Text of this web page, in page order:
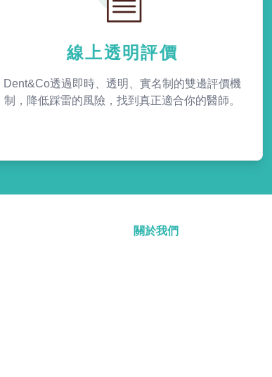
線上透明評價
Dent&Co透過即時、透明、實名制的雙邊評價機
制，降低踩雷的風險，找到真正適合你的醫師。
關於我們